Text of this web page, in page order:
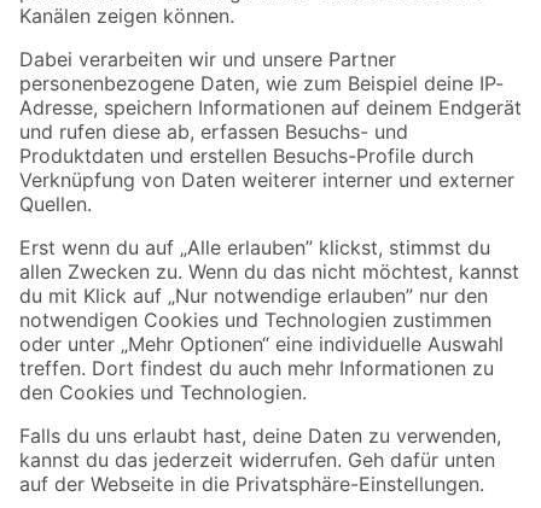
Folge uns
Zahlungsarten Versandarten
Sicher einkaufen
Jetzt die toom-App herunterladen
Alle Preisangaben in EUR inkl. gesetzl. MwSt.. Die dargestellten Angebote sind unter
Umständen nicht in allen Märkten verfügbar. Die angegebenen Verfügbarkeiten beziehen